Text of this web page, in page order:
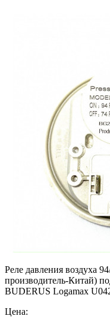
Реле давления воздуха
производитель-Китай)
BUDERUS Logamax
Цена: